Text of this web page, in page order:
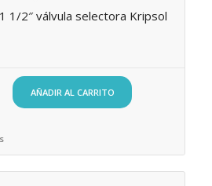
1/2″ válvula selectora Kripsol
AÑADIR AL CARRITO